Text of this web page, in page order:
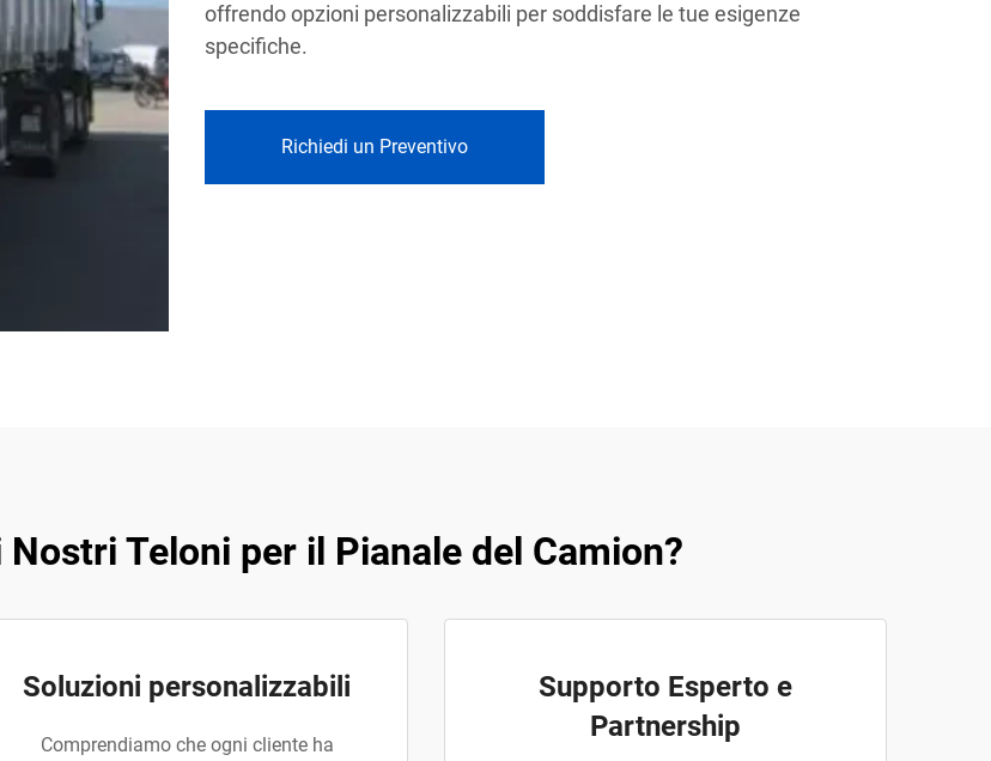
offrendo opzioni personalizzabili per soddisfare le tue esigenze
specifiche.
Richiedi un Preventivo
Teloni per il Pianale del Camion?
Soluzioni personalizzabili
Comprendiamo che ogni cliente ha
Supporto Esperto e
Partnership